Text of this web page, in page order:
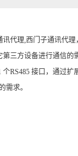
讯代理,西门子通讯代
三方设备进行通信的
RS485 接口，通过扩
需求。